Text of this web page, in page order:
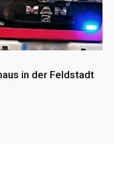
in der Feldstadt